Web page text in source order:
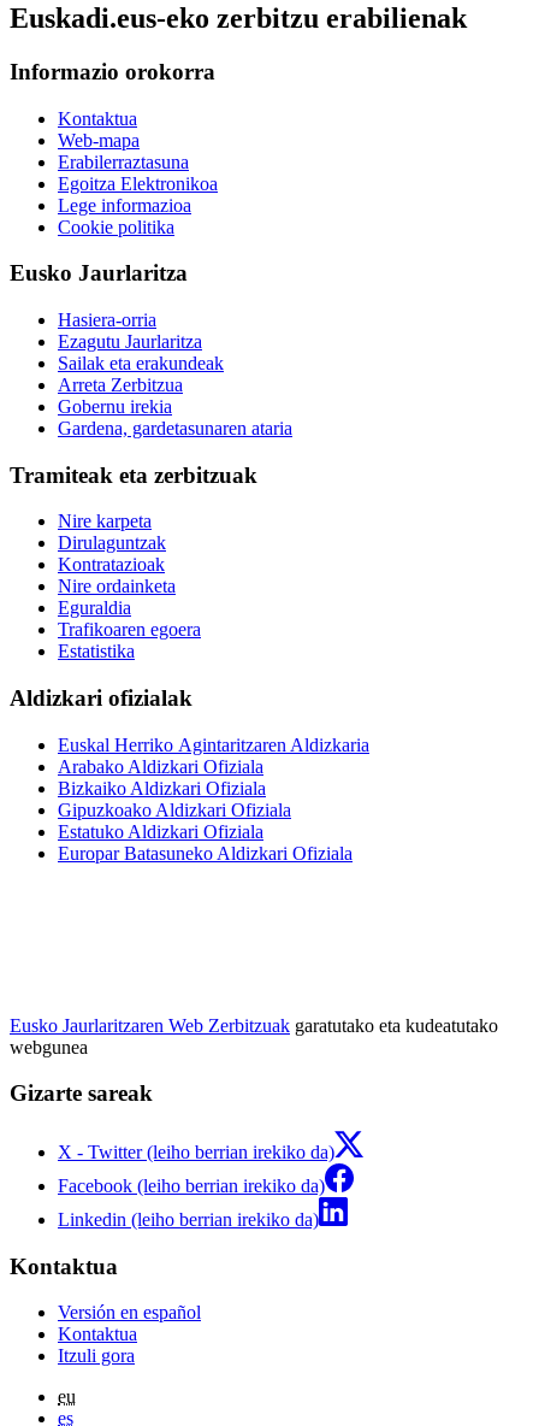
Euskadi.eus-eko zerbitzu erabilienak
Informazio orokorra
Kontaktua
Web-mapa
Erabilerraztasuna
Egoitza Elektronikoa
Lege informazioa
Cookie politika
Eusko Jaurlaritza
Hasiera-orria
Ezagutu Jaurlaritza
Sailak eta erakundeak
Arreta Zerbitzua
Gobernu irekia
Gardena, gardetasunaren ataria
Tramiteak eta zerbitzuak
Nire karpeta
Dirulaguntzak
Kontratazioak
Nire ordainketa
Eguraldia
Trafikoaren egoera
Estatistika
Aldizkari ofizialak
Euskal Herriko Agintaritzaren Aldizkaria
Arabako Aldizkari Ofiziala
Bizkaiko Aldizkari Ofiziala
Gipuzkoako Aldizkari Ofiziala
Estatuko Aldizkari Ofiziala
Europar Batasuneko Aldizkari Ofiziala
Eusko Jaurlaritzaren Web Zerbitzuak garatutako eta kudeatutako
webgunea
Gizarte sareak
X - Twitter (leiho berrian irekiko da)
Facebook (leiho berrian irekiko da)
Linkedin (leiho berrian irekiko da)
Kontaktua
Versión en español
Kontaktua
Itzuli gora
eu
es